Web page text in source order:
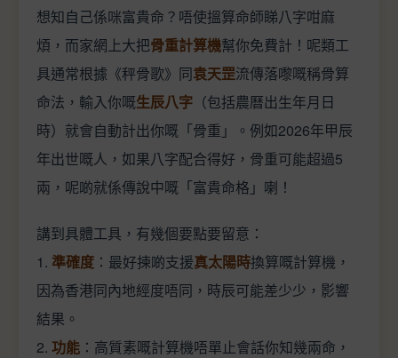
想知自己係咪富貴命？唔使搵算命師睇八字咁麻
煩，而家網上大把骨重計算機幫你免費計！呢類工
具通常根據《秤骨歌》同袁天罡流傳落嚟嘅稱骨算
命法，輸入你嘅生辰八字 （包括農曆出生年月日
時）就會自動計出你嘅「骨重」。例如2026年甲辰
年出世嘅人，如果八字配合得好，骨重可能超過5
兩，呢啲就係傳說中嘅「富貴命格」喇！
講到具體工具，有幾個要點要留意：
1. 準確度 ：最好揀啲支援真太陽時換算嘅計算機，
因為香港同內地經度唔同，時辰可能差少少，影響
結果。
2. 功能 ：高質素嘅計算機唔單止會話你知幾兩命，